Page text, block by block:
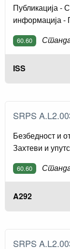
Публикација -
информација -
60.60
ISS
SRPS
Безбедност и
Захтеви и
60.60
A292
SRPS